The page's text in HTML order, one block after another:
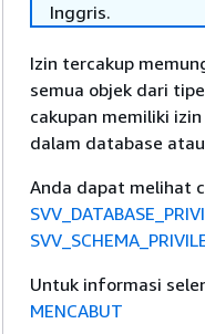
Inggris.
Izin tercakup
semua objek dari
cakupan memiliki
dalam database
Anda dapat melihat
Untuk informasi
MENCABUT